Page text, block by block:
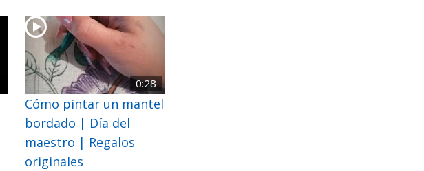
0:28
Cómo pintar un mantel
bordado | Día del
maestro | Regalos
originales